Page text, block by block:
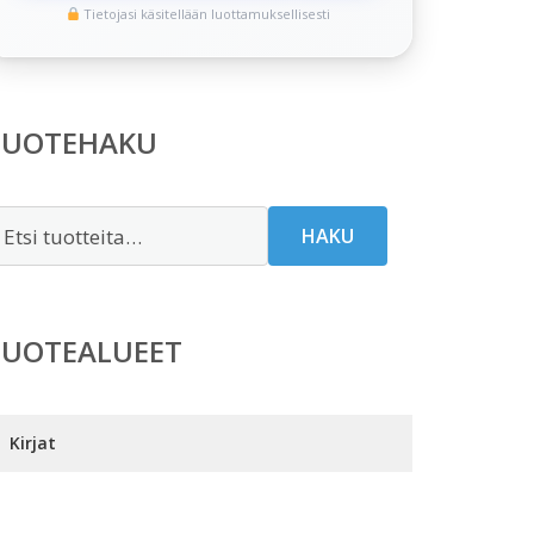
Tietojasi käsitellään luottamuksellisesti
HAKU
Kirjat